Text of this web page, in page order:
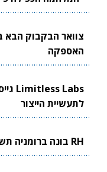
האספקה
לתעשיית הייצור
RH בונה ברומניה תשתית ייצור ביטחוני ישראלית